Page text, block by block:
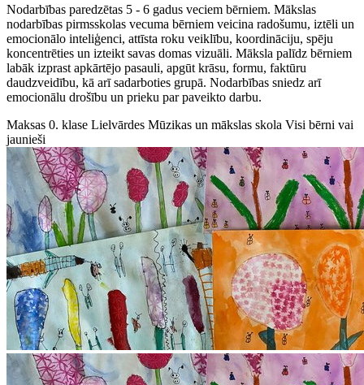
Nodarbības paredzētas 5 - 6 gadus veciem bērniem. Mākslas
nodarbības pirmsskolas vecuma bērniem veicina radošumu, iztēli un
emocionālo inteliģenci, attīsta roku veiklību, koordināciju, spēju
koncentrēties un izteikt savas domas vizuāli. Māksla palīdz bērniem
labāk izprast apkārtējo pasauli, apgūt krāsu, formu, faktūru
daudzveidību, kā arī sadarboties grupā. Nodarbības sniedz arī
emocionālu drošību un prieku par paveikto darbu.
Maksas 0. klase Lielvārdes Mūzikas un mākslas skola Visi bērni vai
jaunieši